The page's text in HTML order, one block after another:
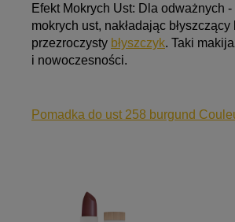
Efekt Mokrych Ust: Dla odważnych
mokrych ust, nakładając błyszczący
przezroczysty błyszczyk. Taki
i nowoczesności.
Pomadka do ust 258 burgund